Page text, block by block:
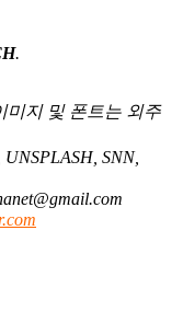
.
미지 및 폰트는 외주
SNN,